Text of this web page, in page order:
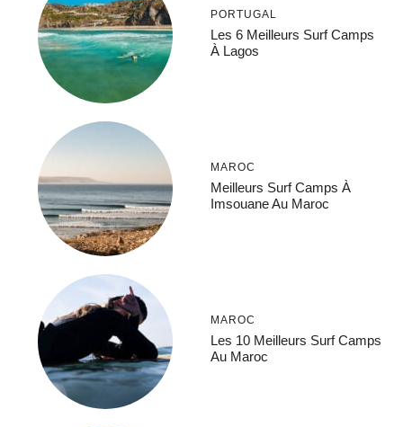
PORTUGAL
Les 6 Meilleurs Surf Camps
À Lagos
MAROC
Meilleurs Surf Camps À
Imsouane Au Maroc
MAROC
Les 10 Meilleurs Surf Camps
Au Maroc